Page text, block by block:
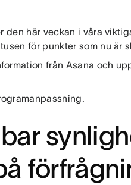
den här veckan i våra
för punkter som nu är
från Asana och